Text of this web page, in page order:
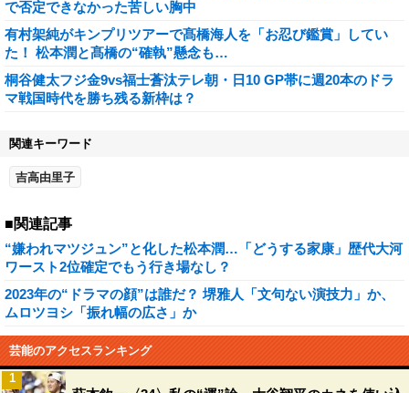
で否定できなかった苦しい胸中
有村架純がキンプリツアーで髙橋海人を「お忍び鑑賞」してい
た！ 松本潤と髙橋の“確執”懸念も…
桐谷健太フジ金9vs福士蒼汰テレ朝・日10 GP帯に週20本のドラ
マ戦国時代を勝ち残る新枠は？
関連キーワード
吉高由里子
■関連記事
“嫌われマツジュン”と化した松本潤…「どうする家康」歴代大河
ワースト2位確定でもう行き場なし？
2023年の“ドラマの顔”は誰だ？ 堺雅人「文句ない演技力」か、
ムロツヨシ「振れ幅の広さ」か
芸能のアクセスランキング
1